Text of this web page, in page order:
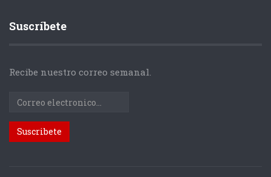
Suscríbete
Recibe nuestro correo semanal.